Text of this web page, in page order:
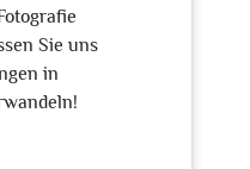
Sie uns
in